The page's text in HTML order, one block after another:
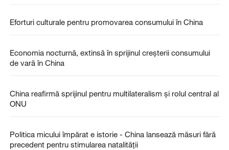
Eforturi culturale pentru promovarea consumului în China
Economia nocturnă, extinsă în sprijinul creșterii consumului
de vară în China
China reafirmă sprijinul pentru multilateralism și rolul central al
ONU
Politica micului împărat e istorie - China lansează măsuri fără
precedent pentru stimularea natalității